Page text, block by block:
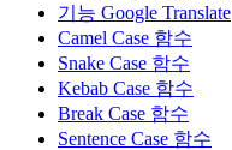
기능 Google Translate
Camel Case 함수
Snake Case 함수
Kebab Case 함수
Break Case 함수
Sentence Case 함수